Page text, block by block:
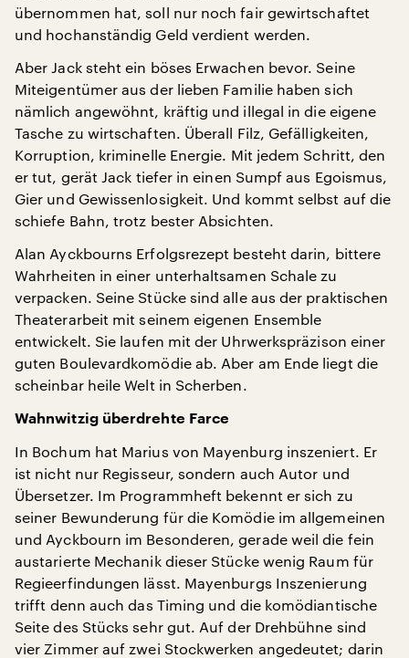
übernommen hat, soll nur noch fair gewirtschaftet
und hochanständig Geld verdient werden.
Aber Jack steht ein böses Erwachen bevor. Seine
Miteigentümer aus der lieben Familie haben sich
nämlich angewöhnt, kräftig und illegal in die eigene
Tasche zu wirtschaften. Überall Filz, Gefälligkeiten,
Korruption, kriminelle Energie. Mit jedem Schritt, den
er tut, gerät Jack tiefer in einen Sumpf aus Egoismus,
Gier und Gewissenlosigkeit. Und kommt selbst auf die
schiefe Bahn, trotz bester Absichten.
Alan Ayckbourns Erfolgsrezept besteht darin, bittere
Wahrheiten in einer unterhaltsamen Schale zu
verpacken. Seine Stücke sind alle aus der praktischen
Theaterarbeit mit seinem eigenen Ensemble
entwickelt. Sie laufen mit der Uhrwerkspräzison einer
guten Boulevardkomödie ab. Aber am Ende liegt die
scheinbar heile Welt in Scherben.
Wahnwitzig überdrehte Farce
In Bochum hat Marius von Mayenburg inszeniert. Er
ist nicht nur Regisseur, sondern auch Autor und
Übersetzer. Im Programmheft bekennt er sich zu
seiner Bewunderung für die Komödie im allgemeinen
und Ayckbourn im Besonderen, gerade weil die fein
austarierte Mechanik dieser Stücke wenig Raum für
Regieerfindungen lässt. Mayenburgs Inszenierung
trifft denn auch das Timing und die komödiantische
Seite des Stücks sehr gut. Auf der Drehbühne sind
vier Zimmer auf zwei Stockwerken angedeutet; darin